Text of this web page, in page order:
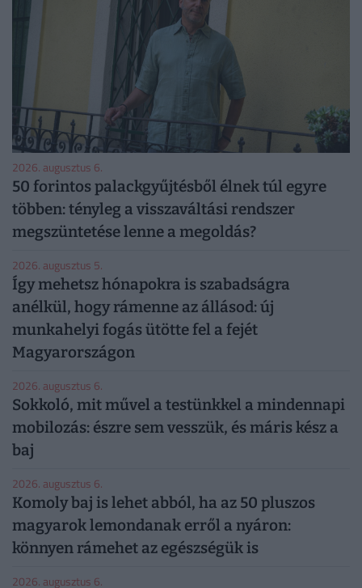
2026. augusztus 6.
50 forintos palackgyűjtésből élnek túl egyre
többen: tényleg a visszaváltási rendszer
megszüntetése lenne a megoldás?
2026. augusztus 5.
Így mehetsz hónapokra is szabadságra
anélkül, hogy rámenne az állásod: új
munkahelyi fogás ütötte fel a fejét
Magyarországon
2026. augusztus 6.
Sokkoló, mit művel a testünkkel a mindennapi
mobilozás: észre sem vesszük, és máris kész a
baj
2026. augusztus 6.
Komoly baj is lehet abból, ha az 50 pluszos
magyarok lemondanak erről a nyáron:
könnyen rámehet az egészségük is
2026. augusztus 6.